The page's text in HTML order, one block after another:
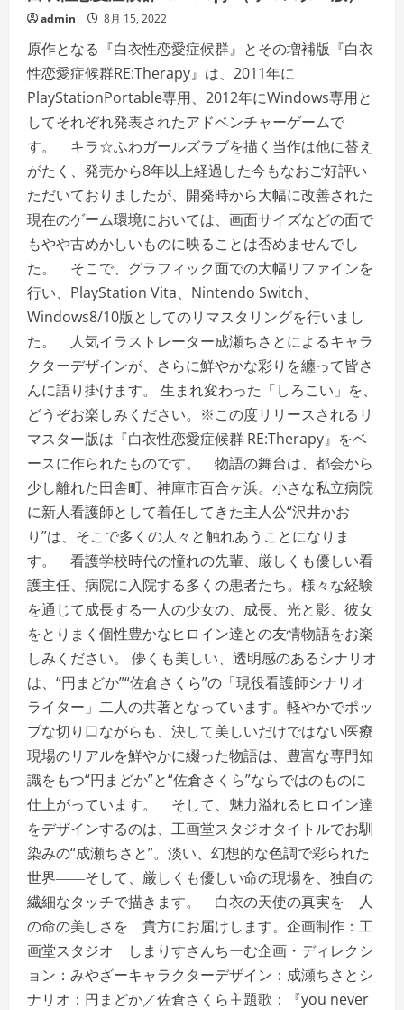
admin 8月 15, 2022
原作となる『白衣性恋愛症候群』とその増補版『白衣
性恋愛症候群RE:Therapy』は、2011年に
PlayStationPortable専用、2012年にWindows専用と
してそれぞれ発表されたアドベンチャーゲームで
す。 キラ☆ふわガールズラブを描く当作は他に替え
がたく、発売から8年以上経過した今もなおご好評い
ただいておりましたが、開発時から大幅に改善された
現在のゲーム環境においては、画面サイズなどの面で
もやや古めかしいものに映ることは否めませんでし
た。 そこで、グラフィック面での大幅リファインを
行い、PlayStation Vita、Nintendo Switch、
Windows8/10版としてのリマスタリングを行いまし
た。 人気イラストレーター成瀬ちさとによるキャラ
クターデザインが、さらに鮮やかな彩りを纏って皆さ
んに語り掛けます。 生まれ変わった「しろこい」を、
どうぞお楽しみください。※この度リリースされるリ
マスター版は『白衣性恋愛症候群 RE:Therapy』をベ
ースに作られたものです。 物語の舞台は、都会から
少し離れた田舎町、神庫市百合ヶ浜。小さな私立病院
に新人看護師として着任してきた主人公“沢井かお
り”は、そこで多くの人々と触れあうことになりま
す。 看護学校時代の憧れの先輩、厳しくも優しい看
護主任、病院に入院する多くの患者たち。様々な経験
を通じて成長する一人の少女の、成長、光と影、彼女
をとりまく個性豊かなヒロイン達との友情物語をお楽
しみください。 儚くも美しい、透明感のあるシナリオ
は、“円まどか”“佐倉さくら”の「現役看護師シナリオ
ライター」二人の共著となっています。軽やかでポッ
プな切り口ながらも、決して美しいだけではない医療
現場のリアルを鮮やかに綴った物語は、豊富な専門知
識をもつ“円まどか”と“佐倉さくら”ならではのものに
仕上がっています。 そして、魅力溢れるヒロイン達
をデザインするのは、工画堂スタジオタイトルでお馴
染みの“成瀬ちさと”。淡い、幻想的な色調で彩られた
世界――そして、厳しくも優しい命の現場を、独自の
繊細なタッチで描きます。 白衣の天使の真実を 人
の命の美しさを 貴方にお届けします。企画制作：工
画堂スタジオ しまりすさんちーむ企画・ディレクシ
ョン：みやざーキャラクターデザイン：成瀬ちさとシ
ナリオ：円まどか／佐倉さくら主題歌：『you never